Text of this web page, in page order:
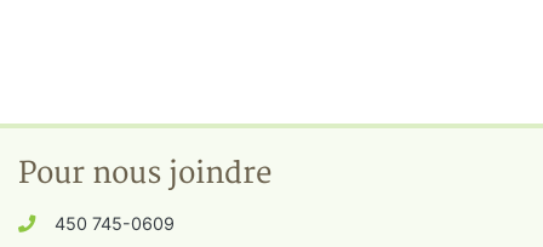
Pour nous joindre
450 745-0609